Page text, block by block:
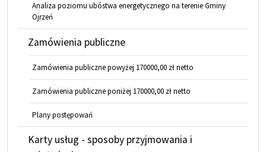
Analiza poziomu ubóstwa energetycznego na terenie Gminy
Ojrzeń
Zamówienia publiczne
Zamówienia publiczne powyżej 170000,00 zł netto
Zamówienia publiczne poniżej 170000,00 zł netto
Plany postępowań
Karty usług - sposoby przyjmowania i